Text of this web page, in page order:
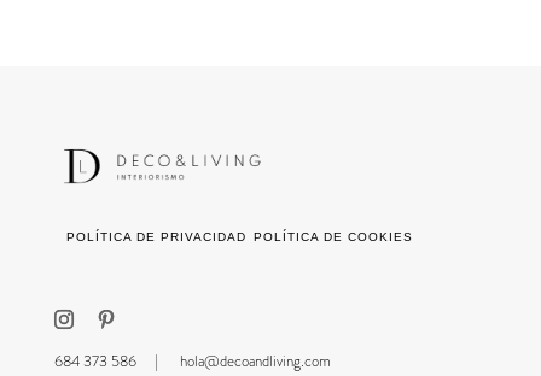
POLÍTICA DE PRIVACIDAD POLÍTICA DE COOKIES
684 373 586 | hola@decoandliving.com